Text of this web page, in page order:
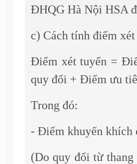
ĐHQG Hà Nội HSA
c) Cách tính điểm
Điểm xét tuyển =
quy đổi + Điểm ưu
Trong đó:
- Điểm khuyến khích
(Do quy đổi từ thang